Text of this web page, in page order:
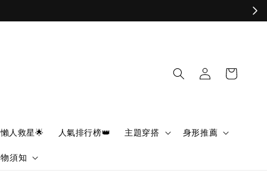
懶人救星🌟 人氣排行榜👑 主題穿搭 身形推薦
須知